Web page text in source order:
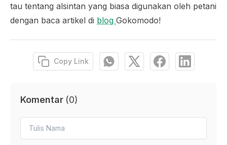
tau tentang alsintan yang biasa digunakan oleh petani
dengan baca artikel di blog Gokomodo!
Copy Link
Komentar (0)